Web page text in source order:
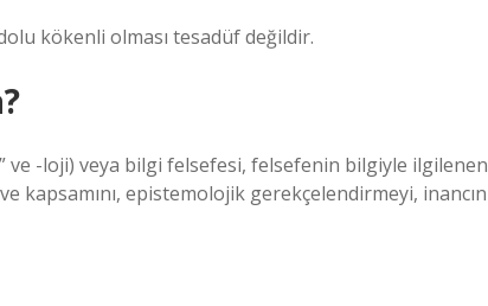
kökenli olması tesadüf değildir.
ve -loji) veya bilgi felsefesi, felsefenin bilgiyle ilgilenen
kapsamını, epistemolojik gerekçelendirmeyi, inancın